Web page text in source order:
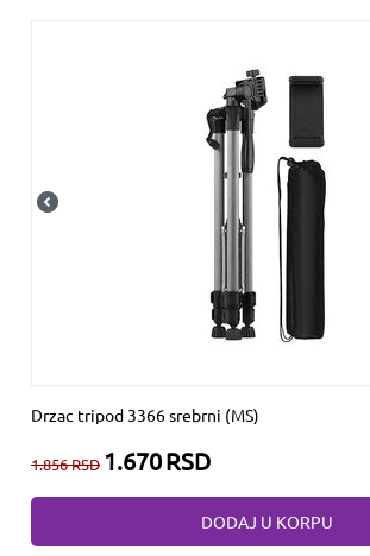
Drzac tripod 3366 srebrni (MS)
1.856RSD 1.670RSD
DODAJ U KORPU